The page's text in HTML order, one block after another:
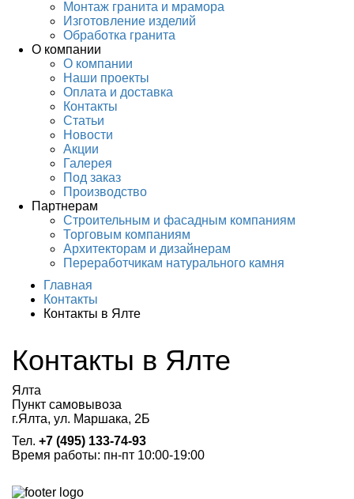
Монтаж гранита и мрамора
Изготовление изделий
Обработка гранита
О компании
О компании
Наши проекты
Оплата и доставка
Контакты
Статьи
Новости
Акции
Галерея
Под заказ
Производство
Партнерам
Строительным и фасадным компаниям
Торговым компаниям
Архитекторам и дизайнерам
Переработчикам натурального камня
Главная
Контакты
Контакты в Ялте
Контакты в Ялте
Ялта
Пункт самовывоза
г.Ялта, ул. Маршака, 2Б
Тел. +7 (495) 133-74-93
Время работы: пн-пт 10:00-19:00